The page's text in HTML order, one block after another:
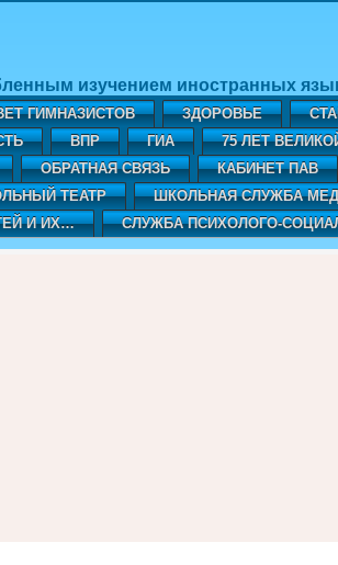
изучением иностранных
ГИМНАЗИСТОВ ЗДОРОВЬЕ
ВПР ГИА 75 ЛЕТ
ОБРАТНАЯ СВЯЗЬ КАБИНЕТ ПАВ
ТЕАТР ШКОЛЬНАЯ СЛУЖБА
И ИХ… СЛУЖБА ПСИХОЛОГО-